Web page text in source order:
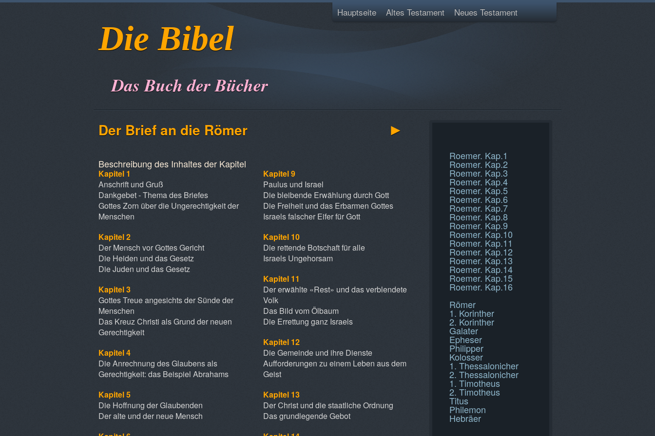
Die Bibel
Das Buch der Bücher
Hauptseite Altes Testament Neues Testament
Der Brief an die Römer ►
Beschreibung des Inhaltes der Kapitel
Kapitel 1
Anschrift und Gruß
Dankgebet - Thema des Briefes
Gottes Zorn über die Ungerechtigkeit der
Menschen
Kapitel 2
Der Mensch vor Gottes Gericht
Die Heiden und das Gesetz
Die Juden und das Gesetz
Kapitel 3
Gottes Treue angesichts der Sünde der
Menschen
Das Kreuz Christi als Grund der neuen
Gerechtigkeit
Kapitel 4
Die Anrechnung des Glaubens als
Gerechtigkeit: das Beispiel Abrahams
Kapitel 5
Die Hoffnung der Glaubenden
Der alte und der neue Mensch
Kapitel 9
Paulus und Israel
Die bleibende Erwählung durch Gott
Die Freiheit und das Erbarmen Gottes
Israels falscher Eifer für Gott
Kapitel 10
Die rettende Botschaft für alle
Israels Ungehorsam
Kapitel 11
Der erwählte «Rest» und das verblendete
Volk
Das Bild vom Ölbaum
Die Errettung ganz Israels
Kapitel 12
Die Gemeinde und ihre Dienste
Aufforderungen zu einem Leben aus dem
Geist
Kapitel 13
Der Christ und die staatliche Ordnung
Das grundlegende Gebot
Roemer. Kap.1
Roemer. Kap.2
Roemer. Kap.3
Roemer. Kap.4
Roemer. Kap.5
Roemer. Kap.6
Roemer. Kap.7
Roemer. Kap.8
Roemer. Kap.9
Roemer. Kap.10
Roemer. Kap.11
Roemer. Kap.12
Roemer. Kap.13
Roemer. Kap.14
Roemer. Kap.15
Roemer. Kap.16
Römer
1. Korinther
2. Korinther
Galater
Epheser
Philipper
Kolosser
1. Thessalonicher
2. Thessalonicher
1. Timotheus
2. Timotheus
Titus
Philemon
Hebräer